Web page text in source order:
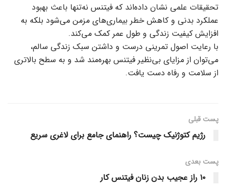
تحقیقات علمی نشان داده‌اند که فیتنس نه‌تنها باعث بهبود
عملکرد بدنی و کاهش خطر بیماری‌های مزمن می‌شود بلکه به
افزایش کیفیت زندگی و طول عمر کمک می‌کند.
با رعایت اصول تمرینی درست و داشتن سبک زندگی سالم،
می‌توان از مزایای بی‌نظیر فیتنس بهره‌مند شد و به سطح بالاتری
از سلامت و رفاه دست یافت.
پست قبلی
رژیم کتوژنیک چیست؟ راهنمای جامع برای لاغری سریع
پست‌ بعدی
۱۰ راز عجیب بدن زنان فیتنس کار